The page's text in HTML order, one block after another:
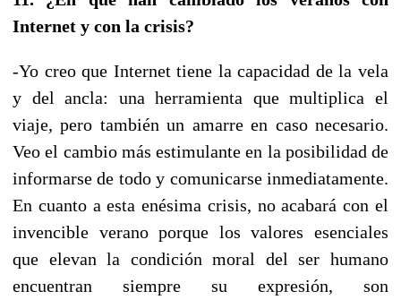
Internet y con la crisis?
-Yo creo que Internet tiene la capacidad de la vela
y del ancla: una herramienta que multiplica el
viaje, pero también un amarre en caso necesario.
Veo el cambio más estimulante en la posibilidad de
informarse de todo y comunicarse inmediatamente.
En cuanto a esta enésima crisis, no acabará con el
invencible verano porque los valores esenciales
que elevan la condición moral del ser humano
encuentran siempre su expresión, son